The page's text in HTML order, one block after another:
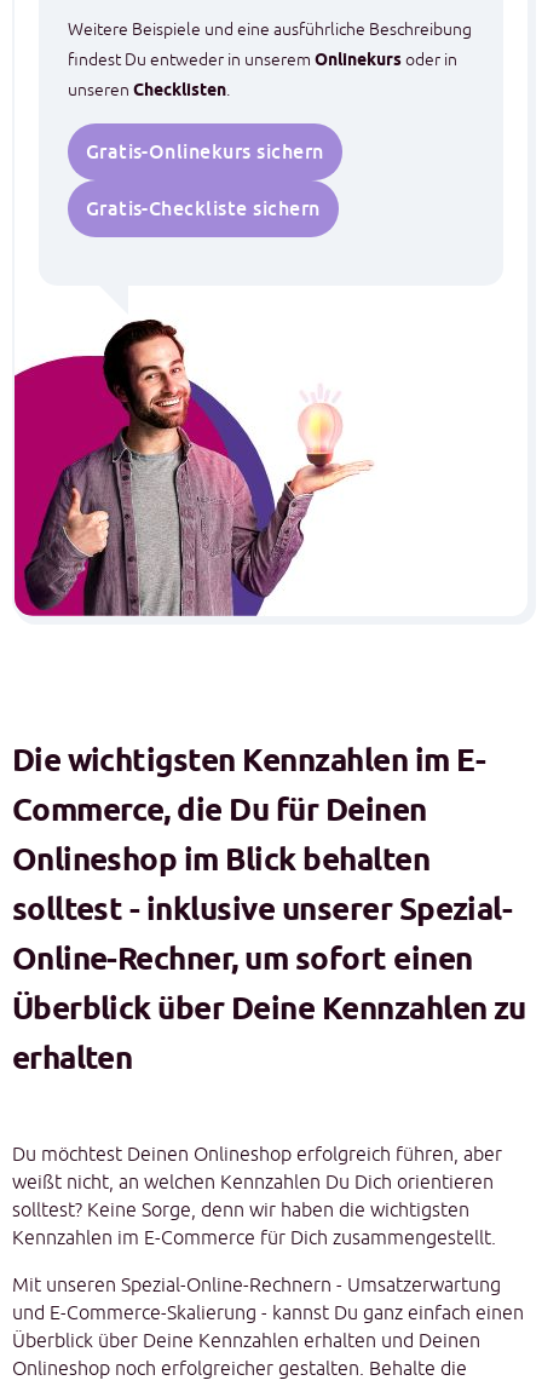
Weitere Beispiele und eine ausführliche Beschreibung
findest Du entweder in unserem Onlinekursoder in
unseren Checklisten.
Gratis-Onlinekurs sichern
Gratis-Checkliste sichern
Die wichtigsten Kennzahlen im E-
Commerce, die Du für Deinen
Onlineshop im Blick behalten
solltest - inklusive unserer Spezial-
Online-Rechner, um sofort einen
Überblick über Deine Kennzahlen zu
erhalten
Du möchtest Deinen Onlineshop erfolgreich führen, aber
weißt nicht, an welchen Kennzahlen Du Dich orientieren
solltest? Keine Sorge, denn wir haben die wichtigsten
Kennzahlen im E-Commerce für Dich zusammengestellt.
Mit unseren Spezial-Online-Rechnern - Umsatzerwartung
und E-Commerce-Skalierung - kannst Du ganz einfach einen
Überblick über Deine Kennzahlen erhalten und Deinen
Onlineshop noch erfolgreicher gestalten. Behalte die